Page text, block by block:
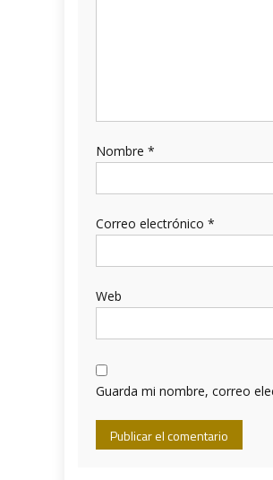
Nombre *
Correo electrónico *
Web
Guarda mi nombre, correo